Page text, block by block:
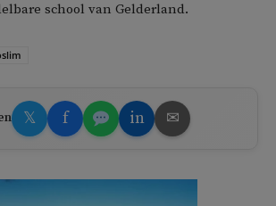
school van Gelderland.
𝕏 f in ✉